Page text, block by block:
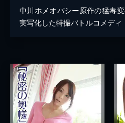
中川ホメオパシー原作の猛毒
実写化した特撮バトルコメディ